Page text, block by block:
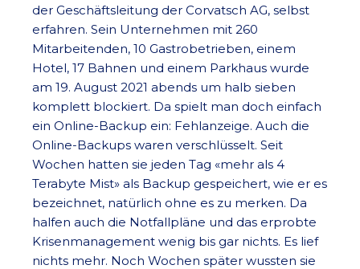
der Geschäftsleitung der Corvatsch AG, selbst
erfahren. Sein Unternehmen mit 260
Mitarbeitenden, 10 Gastrobetrieben, einem
Hotel, 17 Bahnen und einem Parkhaus wurde
am 19. August 2021 abends um halb sieben
komplett blockiert. Da spielt man doch einfach
ein Online-Backup ein: Fehlanzeige. Auch die
Online-Backups waren verschlüsselt. Seit
Wochen hatten sie jeden Tag «mehr als 4
Terabyte Mist» als Backup gespeichert, wie er es
bezeichnet, natürlich ohne es zu merken. Da
halfen auch die Notfallpläne und das erprobte
Krisenmanagement wenig bis gar nichts. Es lief
nichts mehr. Noch Wochen später wussten sie